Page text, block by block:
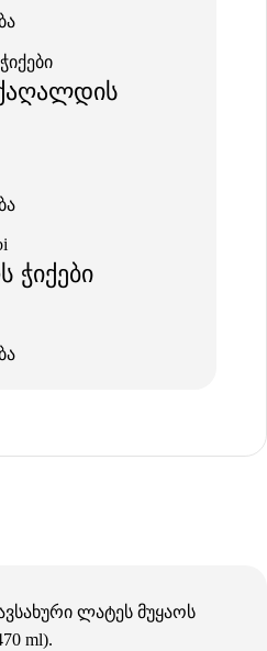
ჭიქები
ლატეს მუყაოს
ml).